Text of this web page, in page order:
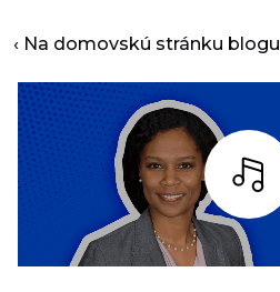
‹ Na domovskú stránku blogu
počúvať